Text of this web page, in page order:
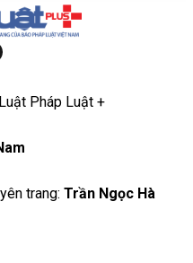
Pháp Luật +
trang: Trần Ngọc Hà